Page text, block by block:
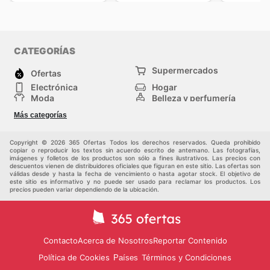
CATEGORÍAS
Ofertas
Supermercados
Electrónica
Hogar
Moda
Belleza y perfumería
Deporte
Más categorías
Copyright © 2026 365 Ofertas Todos los derechos reservados. Queda prohibido
copiar o reproducir los textos sin acuerdo escrito de antemano. Las fotografías,
imágenes y folletos de los productos son sólo a fines ilustrativos. Las precios con
descuentos vienen de distribuidores oficiales que figuran en este sitio. Las ofertas son
válidas desde y hasta la fecha de vencimiento o hasta agotar stock. El objetivo de
este sitio es informativo y no puede ser usado para reclamar los productos. Los
precios pueden variar dependiendo de la ubicación.
ContactoAcerca de NosotrosReportar Contenido
Política de Cookies Países Términos y Condiciones